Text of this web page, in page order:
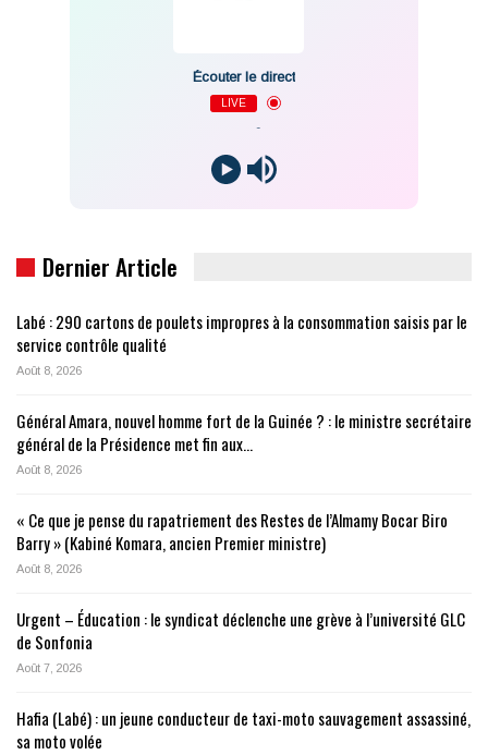
Écouter le direct
LIVE
Dernier Article
Labé : 290 cartons de poulets impropres à la consommation saisis par le
service contrôle qualité
Août 8, 2026
Général Amara, nouvel homme fort de la Guinée ? : le ministre secrétaire
général de la Présidence met fin aux…
Août 8, 2026
« Ce que je pense du rapatriement des Restes de l’Almamy Bocar Biro
Barry » (Kabiné Komara, ancien Premier ministre)
Août 8, 2026
Urgent – Éducation : le syndicat déclenche une grève à l’université GLC
de Sonfonia
Août 7, 2026
Hafia (Labé) : un jeune conducteur de taxi-moto sauvagement assassiné,
sa moto volée